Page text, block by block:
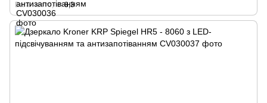
Вага нетто, кг 8,3